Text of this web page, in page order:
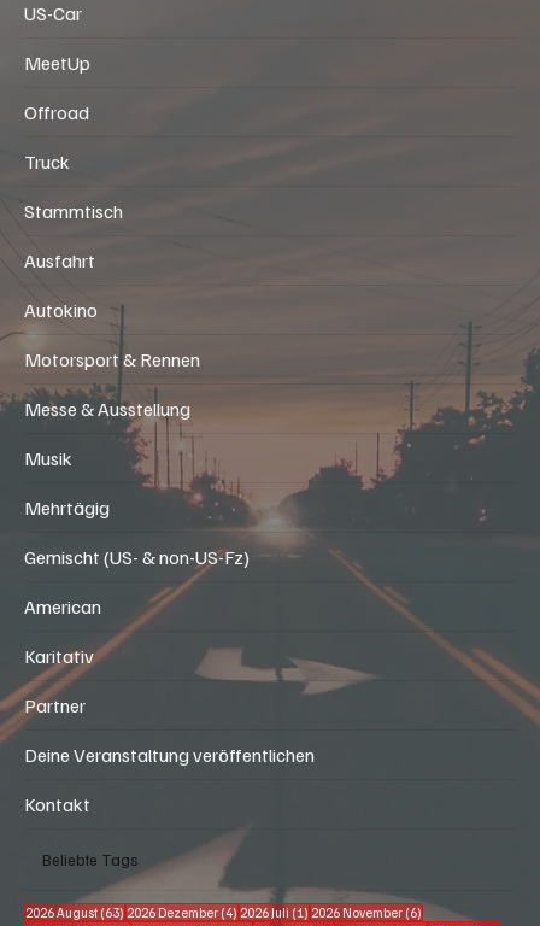
US-Car
MeetUp
Offroad
Truck
Stammtisch
Ausfahrt
Autokino
Motorsport & Rennen
Messe & Ausstellung
Musik
Mehrtägig
Gemischt (US- & non-US-Fz)
American
Karitativ
Partner
Deine Veranstaltung veröffentlichen
Kontakt
Beliebte Tags
2026 August (63) 63 Beiträge
2026 Dezember (4) 4 Beiträge
2026 Juli (1) 1 Beitrag
2026 November (6) 6 Beiträge